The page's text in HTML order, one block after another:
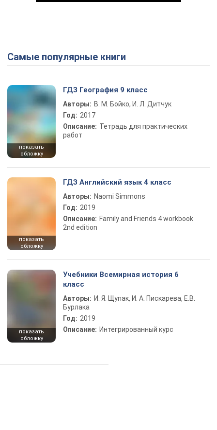
Play Video
Самые популярные книги
показать
обложку
ГДЗ География 9 класс
Авторы: В. М. Бойко, И. Л. Дитчук
Год: 2017
Описание: Тетрадь для практических
работ
показать
обложку
ГДЗ Английский язык 4 класс
Авторы: Naomi Simmons
Год: 2019
Описание: Family and Friends 4 workbook
2nd edition
показать
обложку
Учебники Всемирная история 6
класс
Авторы: И. Я. Щупак, И. А. Пискарева, Е.В.
Бурлака
Год: 2019
Описание: Интегрированный курс